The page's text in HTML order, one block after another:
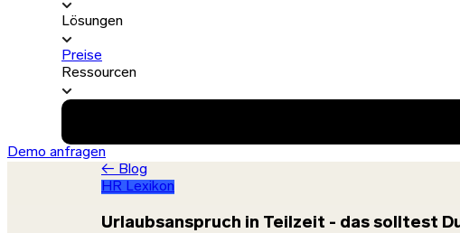
Lösungen
Preise
Ressourcen
Demo anfragen
← Blog
HR Lexikon
Urlaubsanspruch in Teilzeit - das solltest